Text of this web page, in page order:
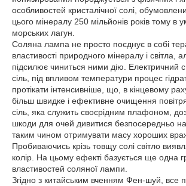
особливостей кристалічної солі,
цього мінералу 250 мільйонів років тому в
морських лагун.
Соляна лампа не просто поєднує в собі
властивості природного мінералу і світла,
підсилює чиниться ними дію. Електричний
сіль, під впливом температури процес
протікати інтенсивніше, що, в кінцевому
більш швидке і ефективне очищення
сіль, яка служить своєрідним плафоном,
шкоди для очей дивитися безпосередньо на
таким чином отримувати масу хороших
Пробиваючись крізь товщу солі світло
колір. На цьому ефекті базується ще одна
властивостей соляної лампи.
Згідно з китайським вченням Фен-шуй, все